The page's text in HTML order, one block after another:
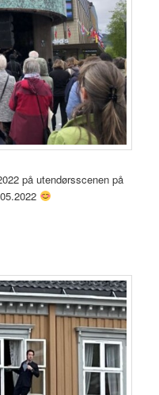
på utendørsscenen på